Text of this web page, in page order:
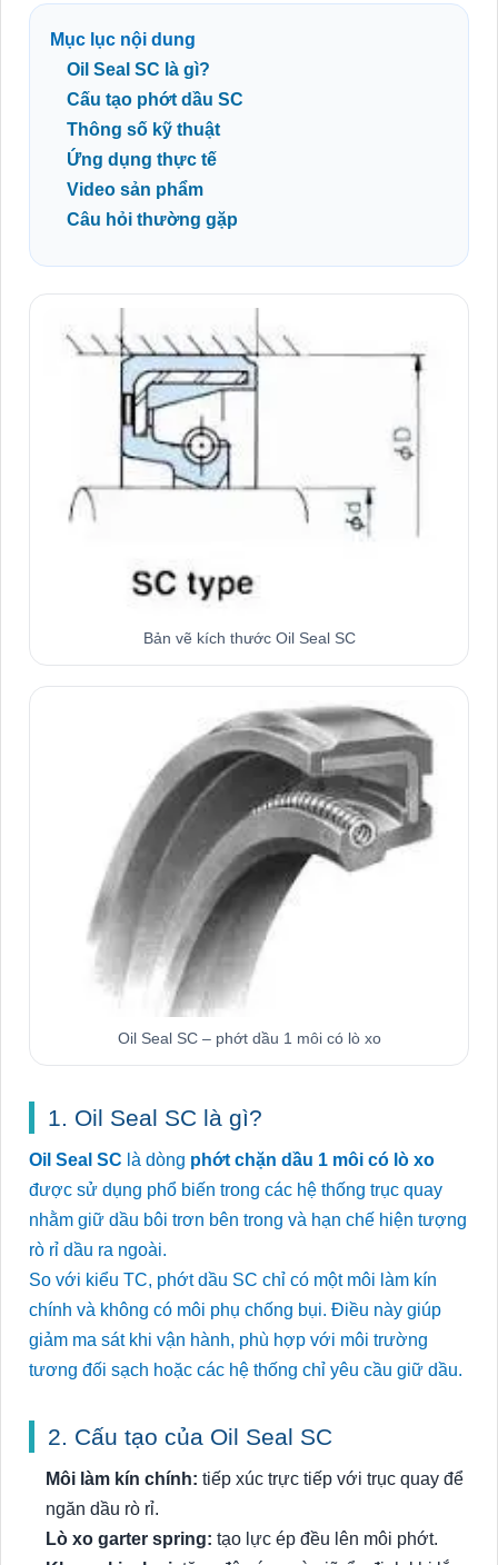
Mục lục nội dung
Oil Seal SC là gì?
Cấu tạo phớt dầu SC
Thông số kỹ thuật
Ứng dụng thực tế
Video sản phẩm
Câu hỏi thường gặp
Bản vẽ kích thước Oil Seal SC
Oil Seal SC – phớt dầu 1 môi có lò xo
1. Oil Seal SC là gì?
Oil Seal SC là dòng phớt chặn dầu 1 môi có lò xo
được sử dụng phổ biến trong các hệ thống trục quay
nhằm giữ dầu bôi trơn bên trong và hạn chế hiện tượng
rò rỉ dầu ra ngoài.
So với kiểu TC, phớt dầu SC chỉ có một môi làm kín
chính và không có môi phụ chống bụi. Điều này giúp
giảm ma sát khi vận hành, phù hợp với môi trường
tương đối sạch hoặc các hệ thống chỉ yêu cầu giữ dầu.
2. Cấu tạo của Oil Seal SC
Môi làm kín chính: tiếp xúc trực tiếp với trục quay để
ngăn dầu rò rỉ.
Lò xo garter spring: tạo lực ép đều lên môi phớt.